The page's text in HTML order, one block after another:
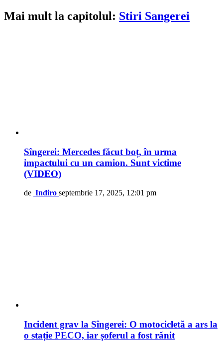
Mai mult la capitolul: Stiri Sangerei
Sîngerei: Mercedes făcut boț, în urma
impactului cu un camion. Sunt victime
(VIDEO)
de Indiro septembrie 17, 2025, 12:01 pm
Incident grav la Sîngerei: O motocicletă a ars la
o stație PECO, iar șoferul a fost rănit